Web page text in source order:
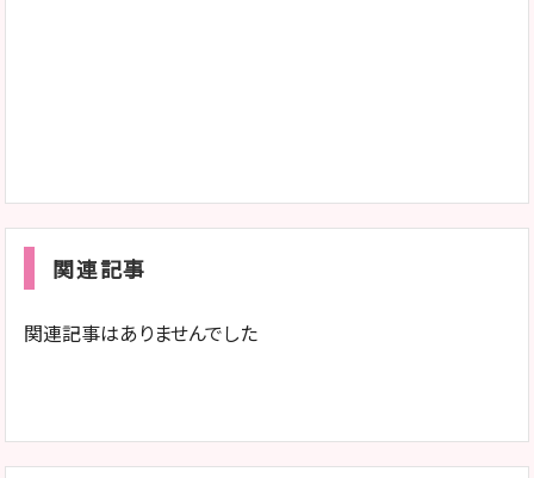
関連記事
関連記事はありませんでした